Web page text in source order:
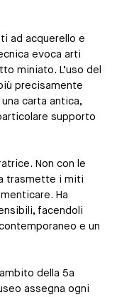
ad acquerello e
evoca arti
miniato. L’uso del
precisamente
carta antica,
supporto
Non con le
trasmette i miti
Ha
facendoli
e un
della 5a
assegna ogni